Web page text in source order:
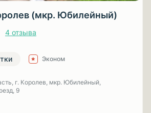
(мкр. Юбилейный)
4 отзыва
Эконом
г. Королев, мкр. Юбилейный,
9